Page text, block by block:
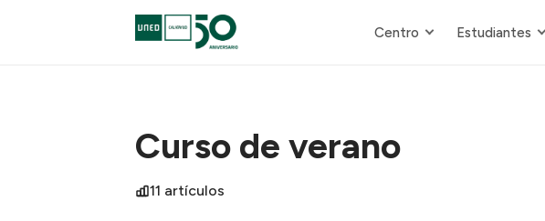
Centro Estudiantes
Curso de verano
11 artículos